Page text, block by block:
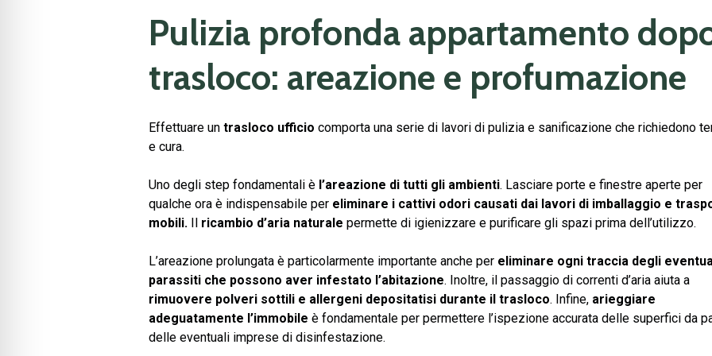
Pulizia profonda appartamento
trasloco: areazione e profumazione
Effettuare un trasloco ufficio comporta una serie di lavori di pulizia e sanificazione che richiedono
e cura.
Uno degli step fondamentali è l’areazione di tutti gli ambienti. Lasciare porte e finestre aperte per
qualche ora è indispensabile per eliminare i cattivi odori causati dai lavori di imballaggio e
mobili. Il ricambio d’aria naturale permette di igienizzare e purificare gli spazi prima dell’utilizzo.
L’areazione prolungata è particolarmente importante anche per eliminare ogni traccia degli
parassiti che possono aver infestato l’abitazione. Inoltre, il passaggio di correnti d’aria aiuta a
rimuovere polveri sottili e allergeni depositatisi durante il trasloco. Infine, arieggiare
adeguatamente l’immobile è fondamentale per permettere l’ispezione accurata delle superfici da
delle eventuali imprese di disinfestazione.